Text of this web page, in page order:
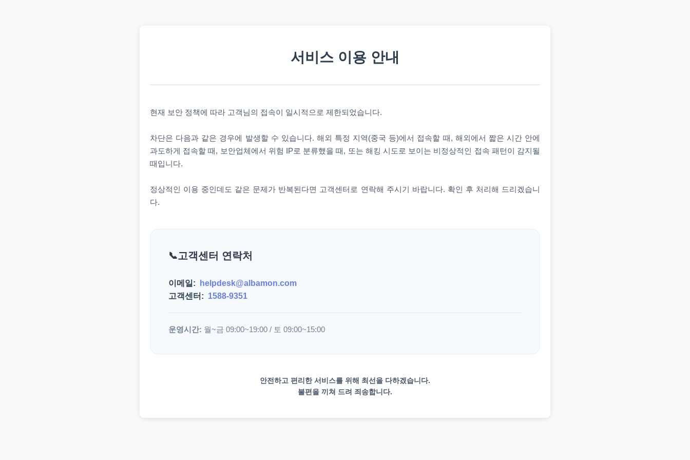
서비스 이용 안내
현재 보안 정책에 따라 고객님의 접속이 일시적으로 제한되었습니다.
차단은 다음과 같은 경우에 발생할 수 있습니다. 해외 특정 지역(중국 등)에서 접속할 때, 해외에서 짧은 시간 안에
과도하게 접속할 때, 보안업체에서 위험 IP로 분류했을 때, 또는 해킹 시도로 보이는 비정상적인 접속 패턴이 감지될
때입니다.
정상적인 이용 중인데도 같은 문제가 반복된다면 고객센터로 연락해 주시기 바랍니다. 확인 후 처리해 드리겠습니
다.
고객센터 연락처
이메일:
helpdesk@albamon.com
고객센터: 1588-9351
운영시간: 월~금 09:00~19:00 / 토 09:00~15:00
안전하고 편리한 서비스를 위해 최선을 다하겠습니다.
불편을 끼쳐 드려 죄송합니다.